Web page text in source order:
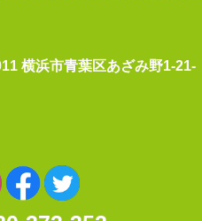
横浜市青葉区あざみ野1-21-